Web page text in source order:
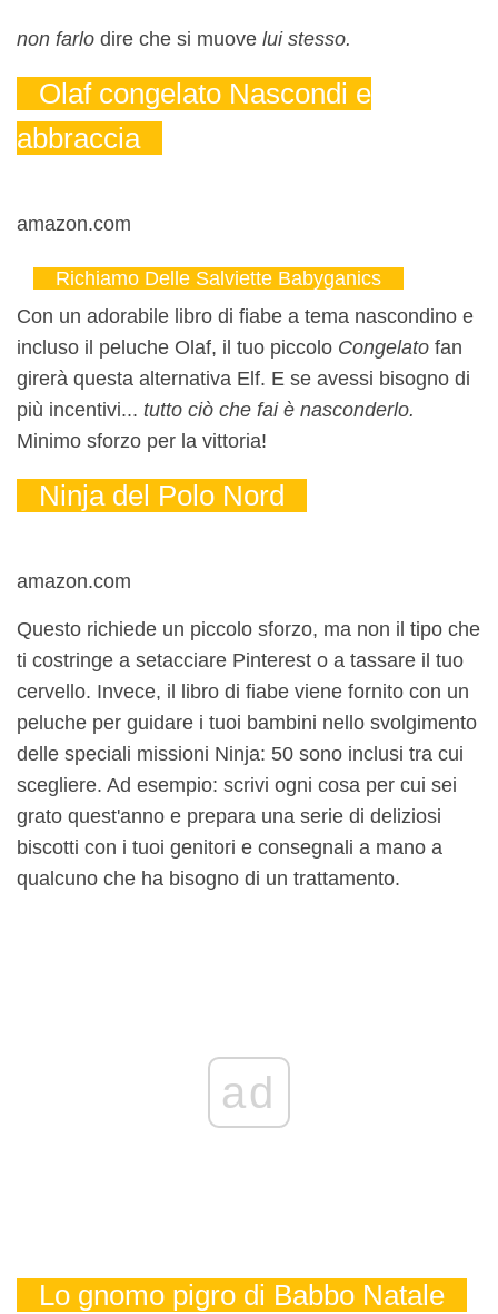
non farlo dire che si muove lui stesso.
Olaf congelato Nascondi e
abbraccia
amazon.com
Richiamo Delle Salviette Babyganics
Con un adorabile libro di fiabe a tema nascondino e
incluso il peluche Olaf, il tuo piccolo Congelato fan
girerà questa alternativa Elf. E se avessi bisogno di
più incentivi... tutto ciò che fai è nasconderlo.
Minimo sforzo per la vittoria!
Ninja del Polo Nord
amazon.com
Questo richiede un piccolo sforzo, ma non il tipo che
ti costringe a setacciare Pinterest o a tassare il tuo
cervello. Invece, il libro di fiabe viene fornito con un
peluche per guidare i tuoi bambini nello svolgimento
delle speciali missioni Ninja: 50 sono inclusi tra cui
scegliere. Ad esempio: scrivi ogni cosa per cui sei
grato quest'anno e prepara una serie di deliziosi
biscotti con i tuoi genitori e consegnali a mano a
qualcuno che ha bisogno di un trattamento.
ad
Lo gnomo pigro di Babbo Natale